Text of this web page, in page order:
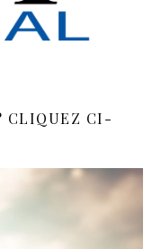
CLIQUEZ CI-